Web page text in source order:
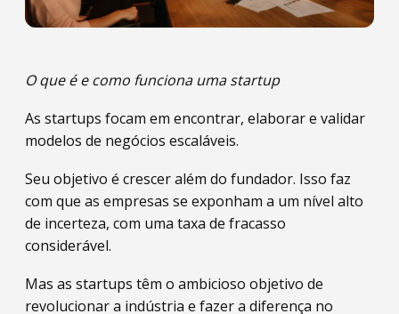
O que é e como funciona uma startup
As startups focam em encontrar, elaborar e validar
modelos de negócios escaláveis.
Seu objetivo é crescer além do fundador. Isso faz
com que as empresas se exponham a um nível alto
de incerteza, com uma taxa de fracasso
considerável.
Mas as startups têm o ambicioso objetivo de
revolucionar a indústria e fazer a diferença no